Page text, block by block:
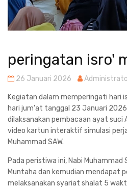
peringatan isro'
26 Januari 2026
Kegiatan dalam memperingati hari
hari jum'at tanggal 23 Januari
dilaksanakan pembacaan ayat suci
video kartun interaktif simulasi
Muhammad SAW.
Pada peristiwa ini, Nabi Muhammad
Muntaha dan kemudian mendapat
melaksanakan syariat shalat 5